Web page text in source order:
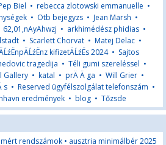
Biel • rebecca zlotowski emmanuelle •
• Otb bejegyzs • Jean Marsh •
62,01,nAyAhwzj • arkhimédész phidias •
• Scarlett Chorvat • Matej Delac •
kifizetÄĹźËs 2024• Sajtos
tragedija • Téli gumi szereléssel •
Gallery • katal • prÄ Ä ga • Will Grier •
s • Reserved ügyfélszolgálat telefonszám •
eredmények • blog • Tőzsde
rendszámok • ausztria minimálbér 2025